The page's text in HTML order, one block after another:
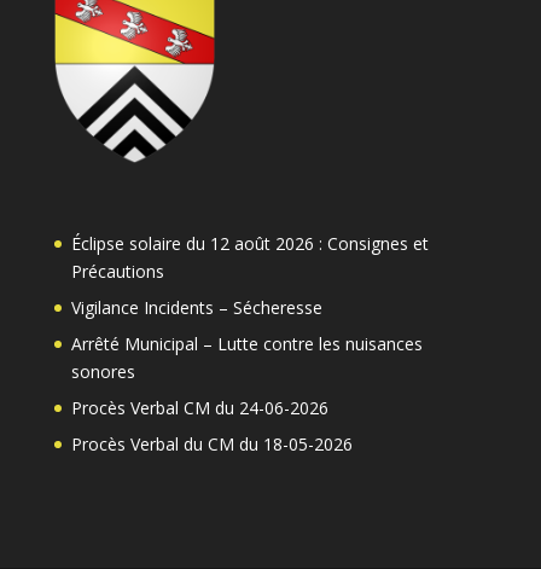
Éclipse solaire du 12 août 2026 : Consignes et
Précautions
Vigilance Incidents – Sécheresse
Arrêté Municipal – Lutte contre les nuisances
sonores
Procès Verbal CM du 24-06-2026
Procès Verbal du CM du 18-05-2026